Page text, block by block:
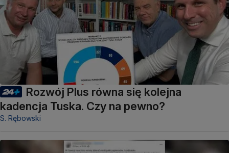
Rozwój Plus równa się kolejna
kadencja Tuska. Czy na pewno?
S. Rębowski